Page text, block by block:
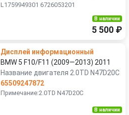
L1759949301 6726053201
В наличии
5 500 ₽
Дисплей информационный
BMW 5 F10/F11 (2009—2013) 2011
Название двигателя 2.0TD N47D20C
65509247872
Примечание:2.0TD N47D20C
В наличии